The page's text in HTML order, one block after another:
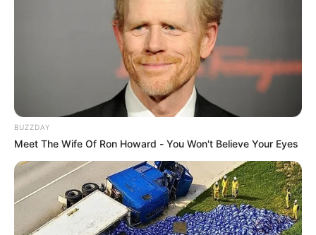
ACTIVAR AHORA
TEMAS DESTACADOS
EMERGENCIAS POR LLUVIAS
METRO DE MEDELLÍN
ELECCIONES PRESIDENCIALES
MARINILLA - ANTIOQUIA
EPM
YONDÓ - ANTIOQUIA
RIONEGRO
BUZZDAY
Meet The Wife Of Ron Howard - You Won't Believe Your Eyes